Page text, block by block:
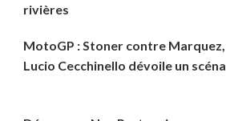
rivières
MotoGP : Stoner contre Marquez,
Lucio Cecchinello dévoile un